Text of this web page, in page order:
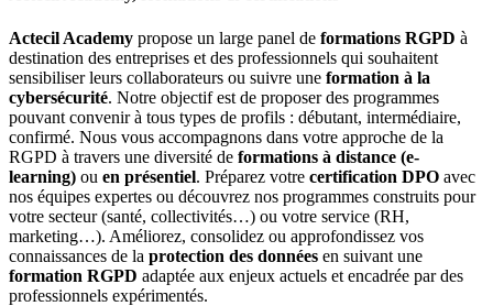
Actecil Academy propose un large panel de formations RGPD à
destination des entreprises et des professionnels qui souhaitent
sensibiliser leurs collaborateurs ou suivre une formation à la
cybersécurité. Notre objectif est de proposer des programmes
pouvant convenir à tous types de profils : débutant, intermédiaire,
confirmé. Nous vous accompagnons dans votre approche de la
RGPD à travers une diversité de formations à distance (e-
learning) ou en présentiel. Préparez votre certification DPO avec
nos équipes expertes ou découvrez nos programmes construits pour
votre secteur (santé, collectivités…) ou votre service (RH,
marketing…). Améliorez, consolidez ou approfondissez vos
connaissances de la protection des données en suivant une
formation RGPD adaptée aux enjeux actuels et encadrée par des
professionnels expérimentés.